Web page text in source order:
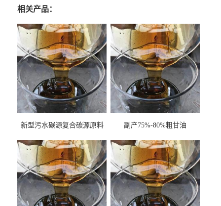
相关产品：
新型污水碳源复合碳源原料
副产75%-80%粗甘油